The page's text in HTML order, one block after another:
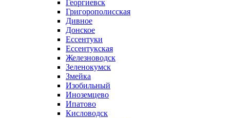
Георгиевск
Григорополисская
Дивное
Донское
Ессентуки
Ессентукская
Железноводск
Зеленокумск
Змейка
Изобильный
Иноземцево
Ипатово
Кисловодск